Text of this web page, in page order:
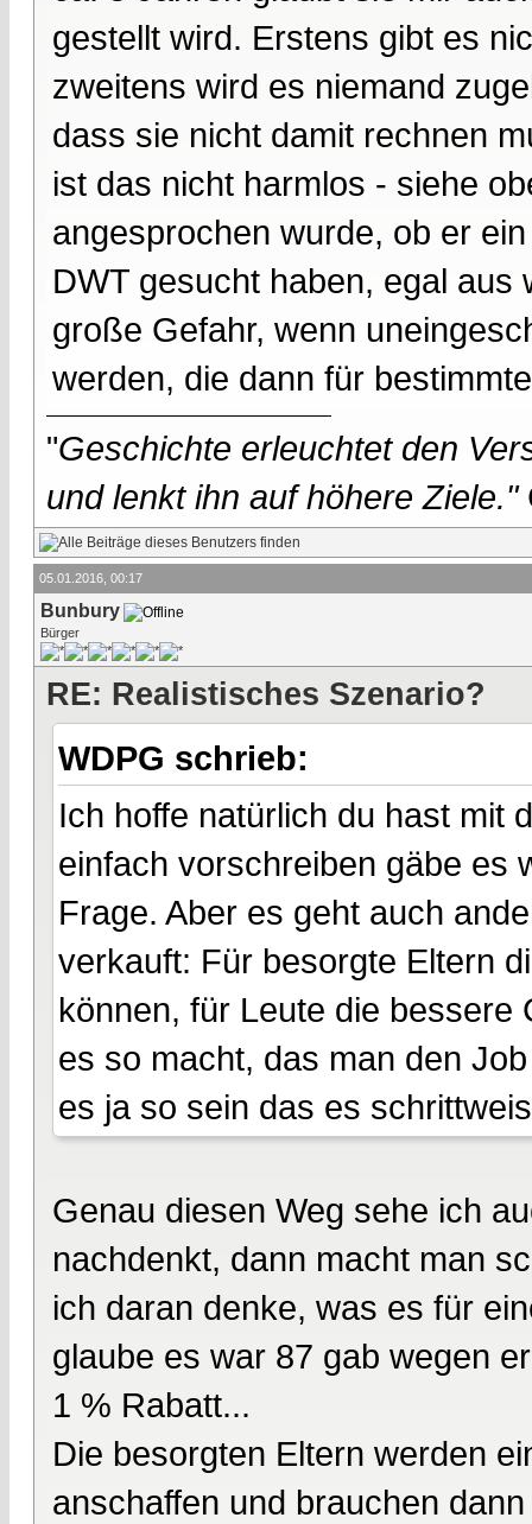
gestellt wird. Erstens gibt es
zweitens wird es niemand
dass sie nicht damit rechnen
ist das nicht harmlos - siehe
angesprochen wurde, ob er
DWT gesucht haben, egal
große Gefahr, wenn
werden, die dann für
"Geschichte erleuchtet den
und lenkt ihn auf höhere Ziele."
05.01.2016, 00:17
Bunbury
Bürger
RE: Realistisches Szenario?
WDPG schrieb:
Ich hoffe natürlich du hast mit
einfach vorschreiben gäbe es
Frage. Aber es geht auch
verkauft: Für besorgte Eltern
können, für Leute die bessere
es so macht, das man den
es ja so sein das es
Genau diesen Weg sehe ich
nachdenkt, dann macht man
ich daran denke, was es für
glaube es war 87 gab wegen
1 % Rabatt...
Die besorgten Eltern werden
anschaffen und brauchen